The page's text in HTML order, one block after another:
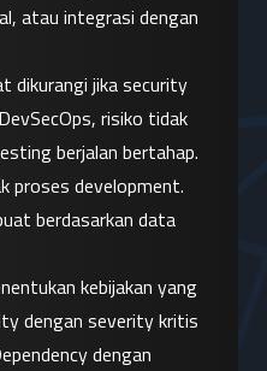
atau integrasi dengan
dikurangi jika security
risiko tidak
berjalan bertahap.
proses development.
berdasarkan data
kebijakan yang
dengan severity kritis
dengan